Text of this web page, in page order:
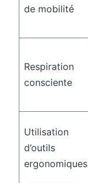
de mobilité
Respiration
consciente
Utilisation
d’outils
ergonomiques